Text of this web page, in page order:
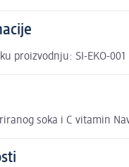
proizvodnju: SI-EKO-001
soka i C vitamin